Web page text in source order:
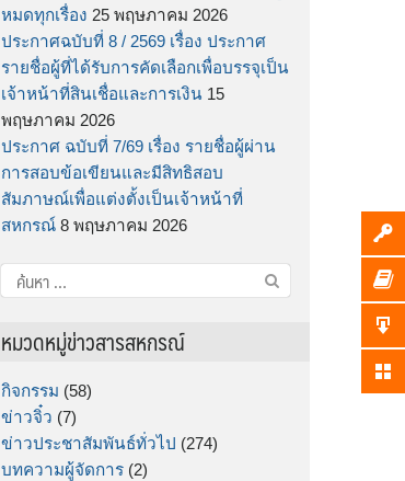
หมดทุกเรื่อง 25 พฤษภาคม 2026
ประกาศฉบับที่ 8 / 2569 เรื่อง ประกาศ
รายชื่อผู้ที่ได้รับการคัดเลือกเพื่อบรรจุเป็น
เจ้าหน้าที่สินเชื่อและการเงิน 15
พฤษภาคม 2026
ประกาศ ฉบับที่ 7/69 เรื่อง รายชื่อผู้ผ่าน
การสอบข้อเขียนและมีสิทธิสอบ
สัมภาษณ์เพื่อแต่งตั้งเป็นเจ้าหน้าที่
สหกรณ์ 8 พฤษภาคม 2026
ค้นหา
สำหรับ:
หมวดหมู่ข่าวสารสหกรณ์
กิจกรรม (58)
ข่าวจิ๋ว (7)
ข่าวประชาสัมพันธ์ทั่วไป (274)
บทความผู้จัดการ (2)